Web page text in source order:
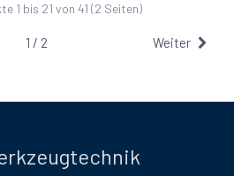
1 bis 21 von 41 (2 Seiten)
1 / 2 Weiter